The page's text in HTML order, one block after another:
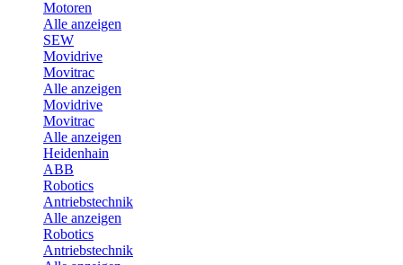
Motoren
Alle anzeigen
SEW
Movidrive
Movitrac
Alle anzeigen
Movidrive
Movitrac
Alle anzeigen
Heidenhain
ABB
Robotics
Antriebstechnik
Alle anzeigen
Robotics
Antriebstechnik